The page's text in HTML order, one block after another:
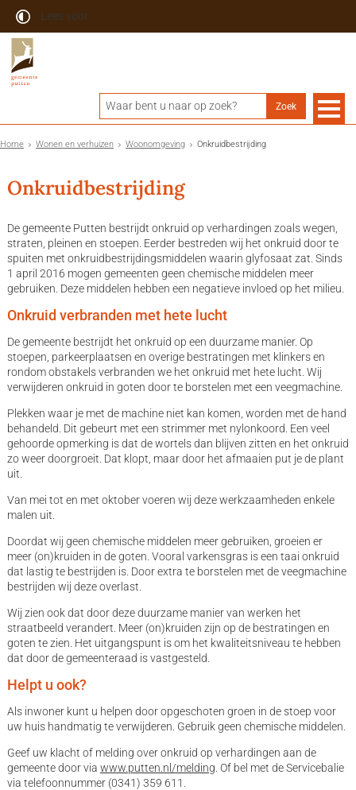
Lees voor
Home Wonen en verhuizen Woonomgeving Onkruidbestrijding
Onkruidbestrijding
De gemeente Putten bestrijdt onkruid op verhardingen zoals wegen,
straten, pleinen en stoepen. Eerder bestreden wij het onkruid door te
spuiten met onkruidbestrijdingsmiddelen waarin glyfosaat zat. Sinds
1 april 2016 mogen gemeenten geen chemische middelen meer
gebruiken. Deze middelen hebben een negatieve invloed op het milieu.
Onkruid verbranden met hete lucht
De gemeente bestrijdt het onkruid op een duurzame manier. Op
stoepen, parkeerplaatsen en overige bestratingen met klinkers en
rondom obstakels verbranden we het onkruid met hete lucht. Wij
verwijderen onkruid in goten door te borstelen met een veegmachine.
Plekken waar je met de machine niet kan komen, worden met de hand
behandeld. Dit gebeurt met een strimmer met nylonkoord. Een veel
gehoorde opmerking is dat de wortels dan blijven zitten en het onkruid
zo weer doorgroeit. Dat klopt, maar door het afmaaien put je de plant
uit.
Van mei tot en met oktober voeren wij deze werkzaamheden enkele
malen uit.
Doordat wij geen chemische middelen meer gebruiken, groeien er
meer (on)kruiden in de goten. Vooral varkensgras is een taai onkruid
dat lastig te bestrijden is. Door extra te borstelen met de veegmachine
bestrijden wij deze overlast.
Wij zien ook dat door deze duurzame manier van werken het
straatbeeld verandert. Meer (on)kruiden zijn op de bestratingen en
goten te zien. Het uitgangspunt is om het kwaliteitsniveau te hebben
dat door de gemeenteraad is vastgesteld.
Helpt u ook?
Als inwoner kunt u helpen door opgeschoten groen in de stoep voor
uw huis handmatig te verwijderen. Gebruik geen chemische middelen.
Geef uw klacht of melding over onkruid op verhardingen aan de
gemeente door via www.putten.nl/melding . Of bel met de Servicebalie
via telefoonnummer (0341) 359 611.